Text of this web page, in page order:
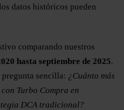
datos históricos pueden
comparando nuestros
hasta septiembre de 2025.
pregunta sencilla: ¿Cuánto más
Turbo Compra en
DCA tradicional?